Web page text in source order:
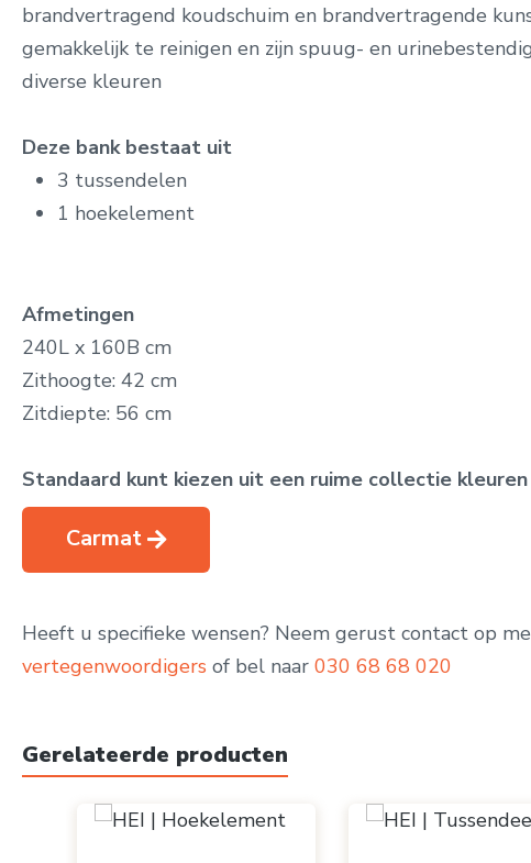
brandvertragend koudschuim en brandvertragende
gemakkelijk te reinigen en zijn spuug- en
diverse kleuren
Deze bank bestaat uit
3 tussendelen
1 hoekelement
Afmetingen
240L x 160B cm
Zithoogte: 42 cm
Zitdiepte: 56 cm
Standaard kunt kiezen uit een ruime collectie
Carmat
Heeft u specifieke wensen? Neem gerust contact op
vertegenwoordigers of bel naar 030 68 68 020
Gerelateerde producten